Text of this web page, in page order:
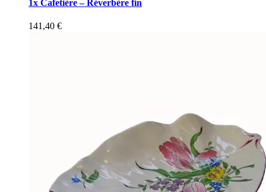
1x Cafetière – Réverbère fin
141,40 €